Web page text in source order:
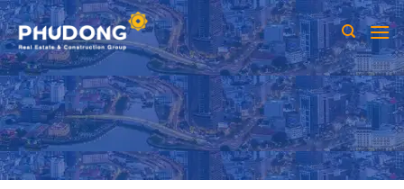
Skip
to
content